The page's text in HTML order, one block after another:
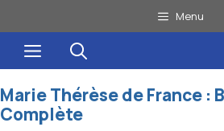
au
contenu
Menu
Menu
Marie Thérèse de France :
Complète